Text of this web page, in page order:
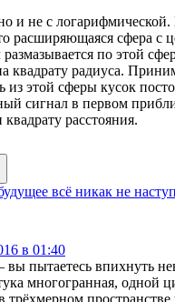
и не с логарифмической.
расширяющаяся сфера с
по этой
квадрату радиуса.
из этой сферы кусок
сигнал в первом
расстояния.
всё никак не
в 01:40
пытаетесь впихнуть
многогранная, одной
трёхмерном